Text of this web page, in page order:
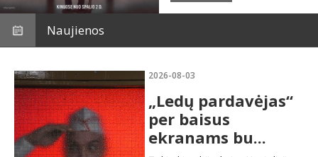
Naujienos
2026-08-03
„Ledų pardavėjas“
per baisus
ekranams bu...